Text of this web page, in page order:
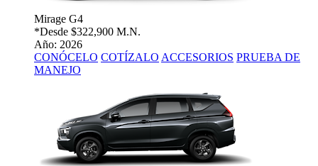
Mirage G4
*Desde $322,900 M.N.
Año: 2026
CONÓCELO COTÍZALO ACCESORIOS PRUEBA DE
MANEJO